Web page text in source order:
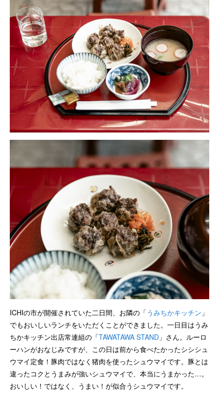
ICHIの市が開催されていた二日間、お隣の「うみちかキッチン 」
でもおいしいランチをいただくことができました。一日目はうみ
ちかキッチン出店常連組の「TAWATAWA STAND 」さん。ルーロ
ーハンがおなじみですが、この日は前から食べたかったシシシュ
ウマイ定食！豚肉ではなく猪肉を使ったシュウマイです。豚とは
違ったコクとうまみが強いシュウマイで、本当にうまかった…。
おいしい！ではなく、うまい！が似合うシュウマイです。